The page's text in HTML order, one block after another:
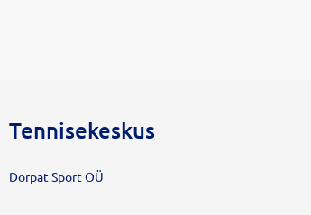
Tennisekeskus
Dorpat Sport OÜ